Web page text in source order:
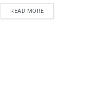
READ MORE